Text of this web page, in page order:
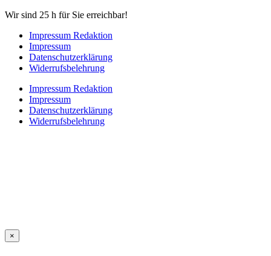
Wir sind 25 h für Sie erreichbar!
Impressum Redaktion
Impressum
Datenschutzerklärung
Widerrufsbelehrung
Impressum Redaktion
Impressum
Datenschutzerklärung
Widerrufsbelehrung
×